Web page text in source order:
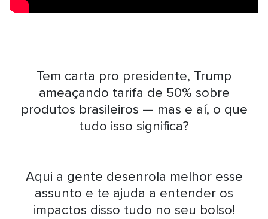
Tem carta pro presidente, Trump
ameaçando tarifa de 50% sobre
produtos brasileiros — mas e aí, o que
tudo isso significa?
Aqui a gente desenrola melhor esse
assunto e te ajuda a entender os
impactos disso tudo no seu bolso!